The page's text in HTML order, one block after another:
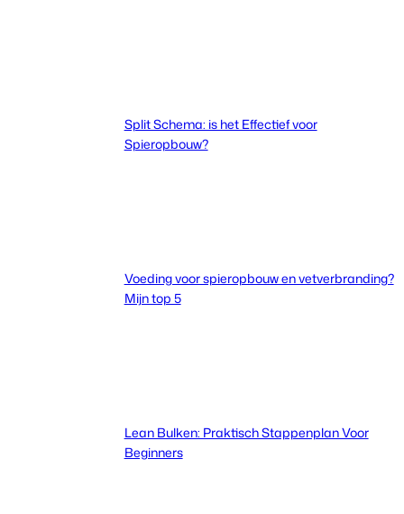
Split Schema: is het Effectief voor
Spieropbouw?
Voeding voor spieropbouw en vetverbranding?
Mijn top 5
Lean Bulken: Praktisch Stappenplan Voor
Beginners